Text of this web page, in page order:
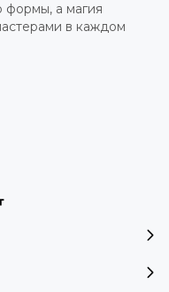
а магия
в каждом